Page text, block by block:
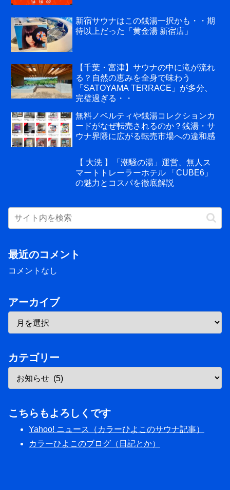
新宿サウナはこの銭湯一択かも・・期
待以上だった「黄金湯 新宿店」
【千葉・富津】サウナの中に滝が流れ
る？自然の恵みを全身で味わう
「SATOYAMA TERRACE」が多分、
完璧過ぎる・・
無料ノベルティや銭湯コレクションカ
ードがなぜ転売されるのか？銭湯・サ
ウナ界隈に広がる転売市場への違和感
【 大洗 】「潮騒の湯」運営、無人ス
マートトレーラーホテル 「CUBE6」
の魅力とコスパを徹底解説
最近のコメント
コメントなし
アーカイブ
カテゴリー
こちらもよろしくです
Yahoo! ニュース（カラーひよこのサウナ記事）
カラーひよこのブログ（日記とか）